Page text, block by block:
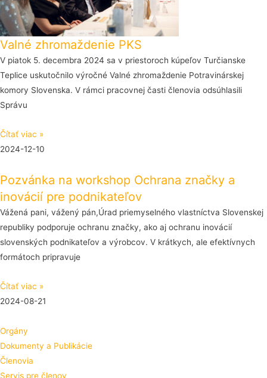
Valné zhromaždenie PKS
V piatok 5. decembra 2024 sa v priestoroch kúpeľov Turčianske
Teplice uskutočnilo výročné Valné zhromaždenie Potravinárskej
komory Slovenska. V rámci pracovnej časti členovia odsúhlasili
Správu
Čítať viac »
2024-12-10
Pozvánka na workshop Ochrana značky a
inovácií pre podnikateľov
Vážená pani, vážený pán,Úrad priemyselného vlastníctva Slovenskej
republiky podporuje ochranu značky, ako aj ochranu inovácií
slovenských podnikateľov a výrobcov. V krátkych, ale efektívnych
formátoch pripravuje
Čítať viac »
2024-08-21
Orgány
Dokumenty a Publikácie
Členovia
Servis pre členov